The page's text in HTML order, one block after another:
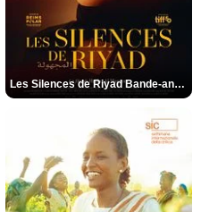
Les Silences de Riyad Bande-annonce VO STFR